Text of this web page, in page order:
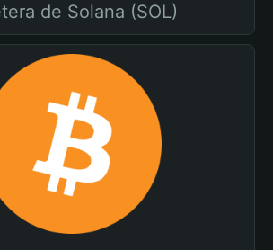
de Solana (SOL)